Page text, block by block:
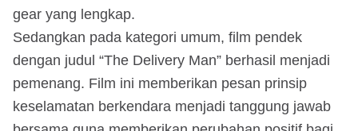
gear yang lengkap.
Sedangkan pada kategori umum, film pendek
dengan judul “The Delivery Man” berhasil menjadi
pemenang. Film ini memberikan pesan prinsip
keselamatan berkendara menjadi tanggung jawab